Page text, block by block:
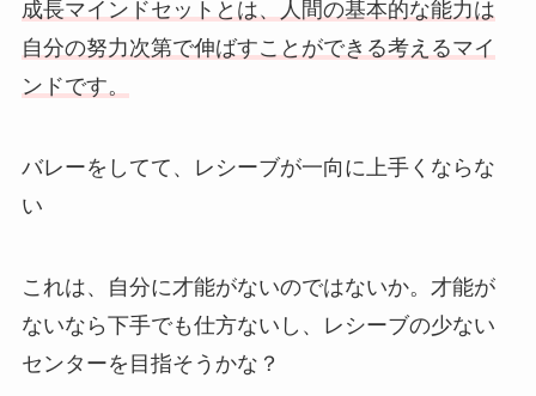
成長マインドセットとは、人間の基本的な能力は
自分の努力次第で伸ばすことができる考えるマイ
ンドです。
バレーをしてて、レシーブが一向に上手くならな
い
これは、自分に才能がないのではないか。才能が
ないなら下手でも仕方ないし、レシーブの少ない
センターを目指そうかな？